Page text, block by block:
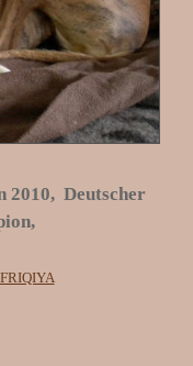
2010, Deutscher